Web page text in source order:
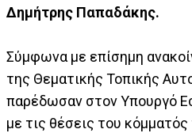
Δημήτρης Παπαδάκης.
Σύμφωνα με επίσημη
της Θεματικής Τοπικής
παρέδωσαν στον Υπουργό
με τις θέσεις του